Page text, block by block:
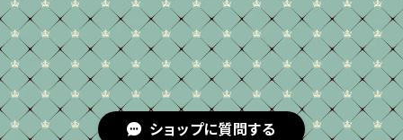
ショップに質問する